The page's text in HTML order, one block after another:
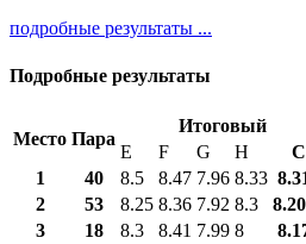
подробные результаты ...
Подробные результаты
Место Пара
Итоговый
E F G H
С
1
40 8.5 8.47 7.96 8.33
2
53 8.25 8.36 7.92 8.3
3
18 8.3 8.41 7.99 8